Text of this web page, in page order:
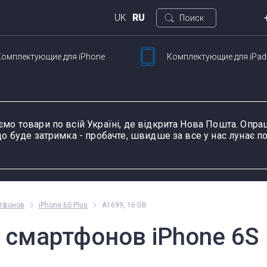
товари по всій Україні, де відкрита Нова Пошта.
затримка - пробачте, швидше за все у нас лунає
UK RU Поиск
Киев
ноутбуков
для iPhone
для смартфонов
Комплектующие для iPad
планшетов
устройства, модель или серию
iPhone 6S Plus A1699, 16 GB
iPhone 6S